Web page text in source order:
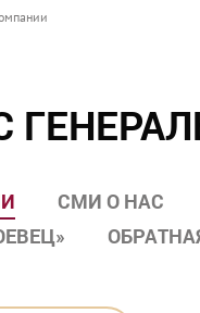
СМИ О НАС